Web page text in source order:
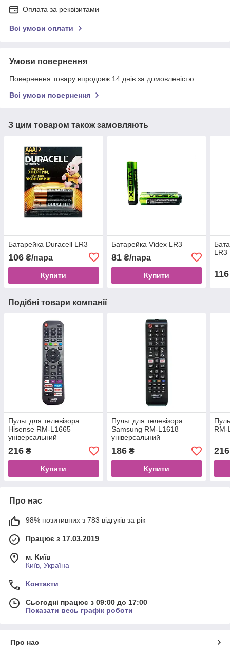
Оплата за реквізитами
Всі умови оплати
Умови повернення
Повернення товару впродовж 14 днів за домовленістю
Всі умови повернення
З цим товаром також замовляють
Батарейка Duracell LR3
106 ₴/пара
Купити
Батарейка Videx LR3
81₴/пара
Купити
LR3
116
Подібні товари компанії
Пульт для телевізора
Hisense RM-L1665
універсальний
216 ₴
Купити
Пульт для телевізора
Samsung RM-L1618
універсальний
186₴
Купити
RM-
216
Про нас
98% позитивних з 783 відгуків за рік
Працює з 17.03.2019
м. Київ
Київ, Україна
Контакти
Сьогодні працює з 09:00 до 17:00
Показати весь графік роботи
Про нас